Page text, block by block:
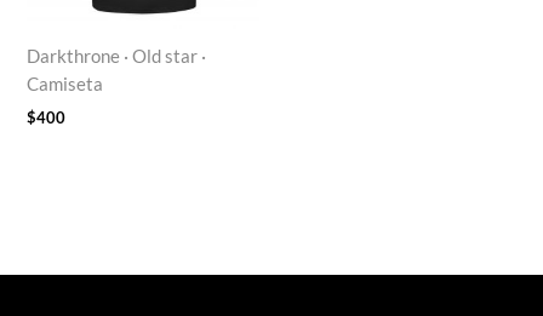
Darkthrone · Old star ·
Camiseta
$400